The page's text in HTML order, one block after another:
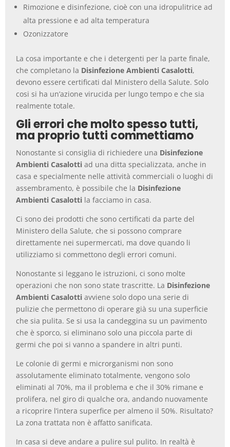
Rimozione e disinfezione, cioè con una idropulitrice ad
alta pressione e ad alta temperatura
Ozonizzatore
La cosa importante e che i detergenti per la parte finale,
che completano la Disinfezione Ambienti Casalotti,
devono essere certificati dal Ministero della Salute. Solo
cosi si ha un’azione virucida per lungo tempo e che sia
realmente totale.
Gli errori che molto spesso tutti,
ma proprio tutti commettiamo
Nonostante si consiglia di richiedere una Disinfezione
Ambienti Casalotti ad una ditta specializzata, anche in
casa e specialmente nelle attività commerciali o luoghi di
assembramento, è possibile che la Disinfezione
Ambienti Casalotti la facciamo in casa.
Ci sono dei prodotti che sono certificati da parte del
Ministero della Salute, che si possono comprare
direttamente nei supermercati, ma dove quando li
utilizziamo si commettono degli errori comuni.
Nonostante si leggano le istruzioni, ci sono molte
operazioni che non sono state trascritte. La Disinfezione
Ambienti Casalotti avviene solo dopo una serie di
pulizie che permettono di operare già su una superficie
che sia pulita. Se si usa la candeggina su un pavimento
che è sporco, si eliminano solo una piccola parte di
germi che poi si vanno a spandere in altri punti.
Le colonie di germi e microrganismi non sono
assolutamente eliminato totalmente, vengono solo
eliminati al 70%, ma il problema e che il 30% rimane e
prolifera, nel giro di qualche ora, andando nuovamente
a ricoprire l’intera superfice per almeno il 50%. Risultato?
La zona trattata non è affatto sanificata.
In casa si deve andare a pulire sul pulito. In realtà è